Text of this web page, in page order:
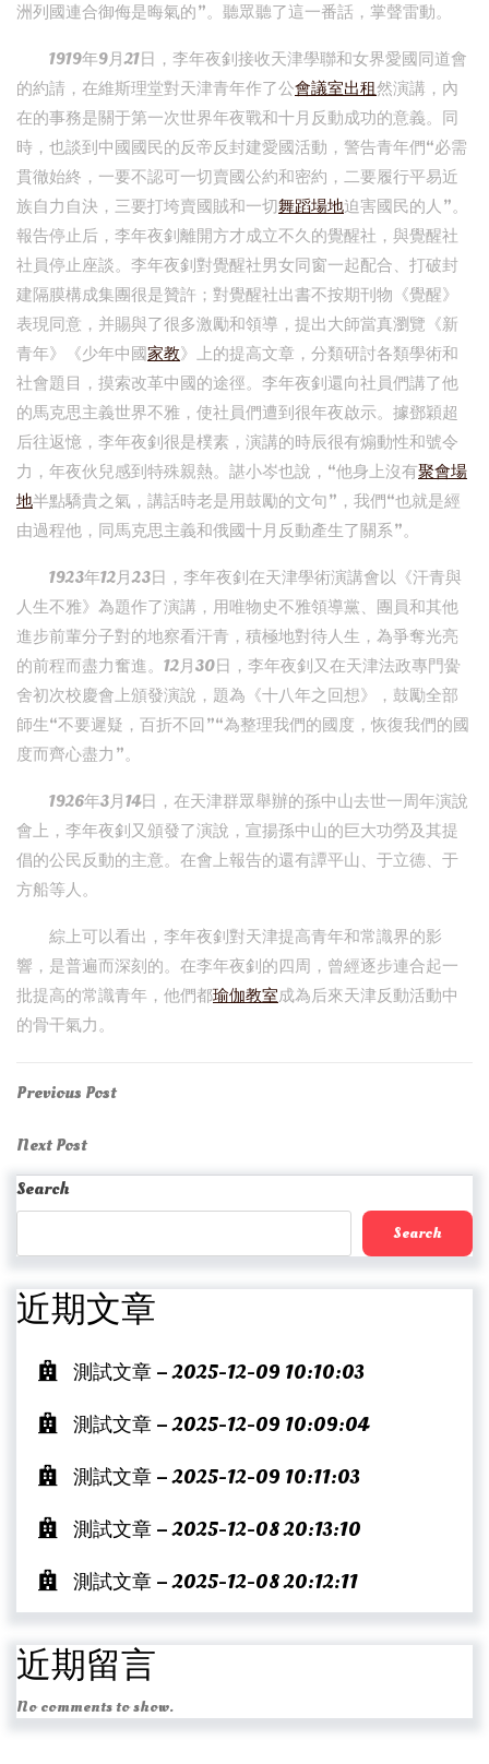
洲列國連合御侮是晦氣的”。聽眾聽了這一番話，掌聲雷動。
1919年9月21日，李年夜釗接收天津學聯和女界愛國同道會
的約請，在維斯理堂對天津青年作了公會議室出租然演講，內
在的事務是關于第一次世界年夜戰和十月反動成功的意義。同
時，也談到中國國民的反帝反封建愛國活動，警告青年們“必需
貫徹始終，一要不認可一切賣國公約和密約，二要履行平易近
族自力自決，三要打垮賣國賊和一切舞蹈場地迫害國民的人”。
報告停止后，李年夜釗離開方才成立不久的覺醒社，與覺醒社
社員停止座談。李年夜釗對覺醒社男女同窗一起配合、打破封
建隔膜構成集團很是贊許；對覺醒社出書不按期刊物《覺醒》
表現同意，并賜與了很多激勵和領導，提出大師當真瀏覽《新
青年》《少年中國家教》上的提高文章，分類研討各類學術和
社會題目，摸索改革中國的途徑。李年夜釗還向社員們講了他
的馬克思主義世界不雅，使社員們遭到很年夜啟示。據鄧穎超
后往返憶，李年夜釗很是樸素，演講的時辰很有煽動性和號令
力，年夜伙兒感到特殊親熱。諶小岑也說，“他身上沒有聚會場
地半點驕貴之氣，講話時老是用鼓勵的文句”，我們“也就是經
由過程他，同馬克思主義和俄國十月反動產生了關系”。
1923年12月23日，李年夜釗在天津學術演講會以《汗青與
人生不雅》為題作了演講，用唯物史不雅領導黨、團員和其他
進步前輩分子對的地察看汗青，積極地對待人生，為爭奪光亮
的前程而盡力奮進。12月30日，李年夜釗又在天津法政專門黌
舍初次校慶會上頒發演說，題為《十八年之回想》，鼓勵全部
師生“不要遲疑，百折不回”“為整理我們的國度，恢復我們的國
度而齊心盡力”。
1926年3月14日，在天津群眾舉辦的孫中山去世一周年演說
會上，李年夜釗又頒發了演說，宣揚孫中山的巨大功勞及其提
倡的公民反動的主意。在會上報告的還有譚平山、于立德、于
方船等人。
綜上可以看出，李年夜釗對天津提高青年和常識界的影
響，是普遍而深刻的。在李年夜釗的四周，曾經逐步連合起一
批提高的常識青年，他們都瑜伽教室成為后來天津反動活動中
的骨干氣力。
Post
navigation
Previous
Previous Post
Next
Post
Next Post
Search
Search
近期文章
測試文章 – 2025-12-09 10:10:03
測試文章 – 2025-12-09 10:09:04
測試文章 – 2025-12-09 10:11:03
測試文章 – 2025-12-08 20:13:10
測試文章 – 2025-12-08 20:12:11
近期留言
No comments to show.